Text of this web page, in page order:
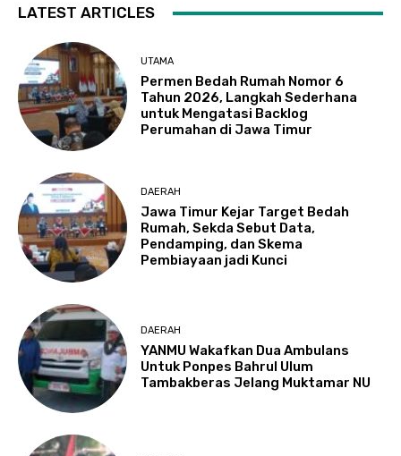
LATEST ARTICLES
UTAMA
Permen Bedah Rumah Nomor 6
Tahun 2026, Langkah Sederhana
untuk Mengatasi Backlog
Perumahan di Jawa Timur
DAERAH
Jawa Timur Kejar Target Bedah
Rumah, Sekda Sebut Data,
Pendamping, dan Skema
Pembiayaan jadi Kunci
DAERAH
YANMU Wakafkan Dua Ambulans
Untuk Ponpes Bahrul Ulum
Tambakberas Jelang Muktamar NU